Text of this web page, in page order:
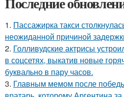
1. Пассажирка такси
неожиданной причиной
2. Голливудские актрисы
в соцсетях, выкатив новые
буквально в пару часов.
3. Главным мемом после